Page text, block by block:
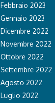
Febbraio 2023
Gennaio 2023
Dicembre 2022
Novembre 2022
Ottobre 2022
Settembre 2022
Agosto 2022
Luglio 2022